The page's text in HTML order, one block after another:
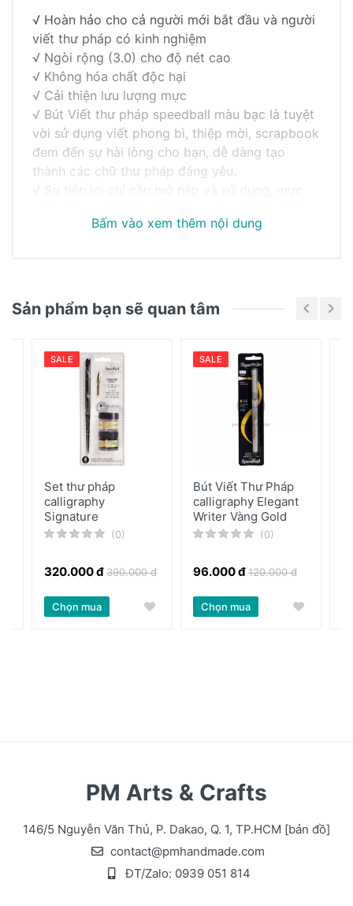
√ Hoàn hảo cho cả người mới bắt đầu và người
viết thư pháp có kinh nghiệm
√ Ngòi rộng (3.0) cho độ nét cao
√ Không hóa chất độc hại
√ Cải thiện lưu lượng mực
√ Bút Viết thư pháp speedball màu bạc là tuyệt
vời sử dụng viết phong bì, thiệp mời, scrapbook
đem đến sự hài lòng cho bạn, dễ dàng tạo
thành các chữ thư pháp đáng yêu.
nét chữ mềm mại dễ dàng viết theo hướng dẫn.
Bấm vào xem thêm nội dung
Chưa có bài đánh giá nào
Sản phẩm bạn sẽ quan tâm
SALE
Set thư pháp
calligraphy
Signature
(0)
320.000 đ390.000 đ
Chọn mua
SALE
Bút Viết Thư Pháp
calligraphy Elegant
Writer Vàng Gold
(0)
96.000 đ120.000 đ
Chọn mua
PM Arts & Crafts
146/5 Nguyễn Văn Thủ, P. Dakao, Q. 1, TP.HCM [bản đồ]
contact@pmhandmade.com
ĐT/Zalo: 0939 051 814